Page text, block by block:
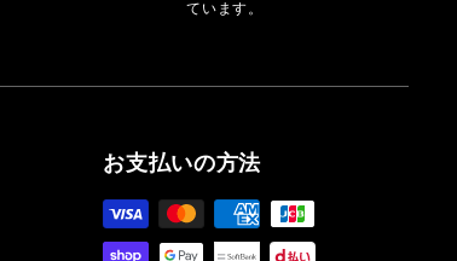
ています。
お支払いの方法